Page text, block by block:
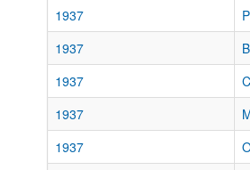
1937
1937
1937
1937
1937